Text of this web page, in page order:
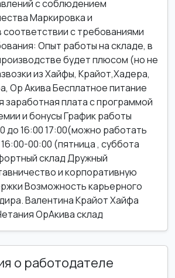
с соблюдением
Маркировка и
соответствии с требованиями
Опыт работы на складе, в
будет плюсом (но не
из Хайфы, Крайот,Хадера,
Ор Акива Бесплатное питание
плата с программой
и бонусы График работы
до 16:00 17:00(можно работать
00:00 (пятница , суббота
склад Дружный
и корпоративную
Возможность карьерного
Валентина Крайот Хайфа
ОрАкива склад
о работодателе